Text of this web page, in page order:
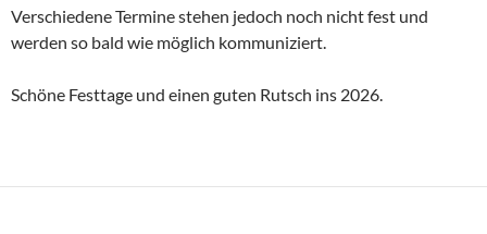
Verschiedene Termine stehen jedoch noch nicht fest und
werden so bald wie möglich kommuniziert.
Schöne Festtage und einen guten Rutsch ins 2026.